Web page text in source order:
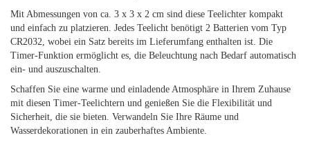
Mit Abmessungen von ca. 3 x 3 x 2 cm sind diese Teelichter kompakt
und einfach zu platzieren. Jedes Teelicht benötigt 2 Batterien vom Typ
CR2032, wobei ein Satz bereits im Lieferumfang enthalten ist. Die
Timer-Funktion ermöglicht es, die Beleuchtung nach Bedarf automatisch
ein- und auszuschalten.
Schaffen Sie eine warme und einladende Atmosphäre in Ihrem Zuhause
mit diesen Timer-Teelichtern und genießen Sie die Flexibilität und
Sicherheit, die sie bieten. Verwandeln Sie Ihre Räume und
Wasserdekorationen in ein zauberhaftes Ambiente.